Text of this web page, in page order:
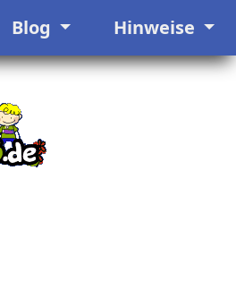
Blog Hinweise